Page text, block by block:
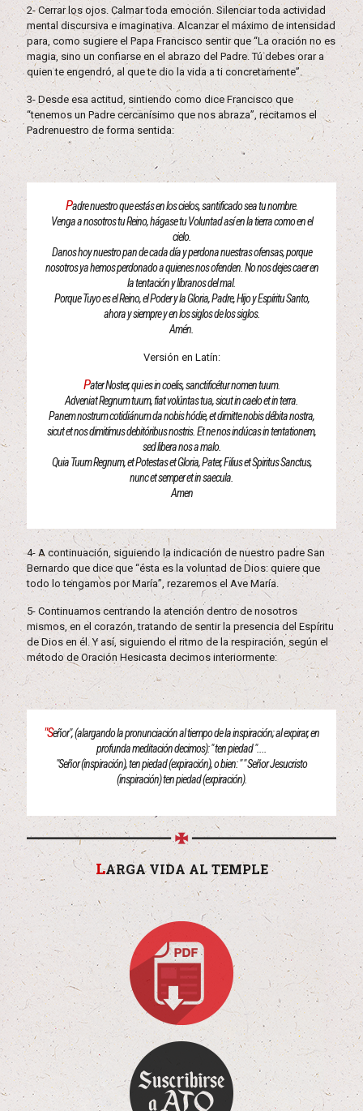
2- Cerrar los ojos. Calmar toda emoción. Silenciar toda actividad
mental discursiva e imaginativa. Alcanzar el máximo de intensidad
para, como sugiere el Papa Francisco sentir que “La oración no es
magia, sino un confiarse en el abrazo del Padre. Tú debes orar a
quien te engendró, al que te dio la vida a ti concretamente”.
3- Desde esa actitud, sintiendo como dice Francisco que
“tenemos un Padre cercanísimo que nos abraza”, recitamos el
Padrenuestro de forma sentida:
Padre nuestro que estás en los cielos, santificado sea tu nombre.
Venga a nosotros tu Reino, hágase tu Voluntad así en la tierra como en el
cielo.
Danos hoy nuestro pan de cada día y perdona nuestras ofensas, porque
nosotros ya hemos perdonado a quienes nos ofenden. No nos dejes caer en
la tentación y líbranos del mal.
Porque Tuyo es el Reino, el Poder y la Gloria, Padre, Hijo y Espíritu Santo,
ahora y siempre y en los siglos de los siglos.
Amén.
Versión en Latín:
Pater Noster, qui es in coelis, sanctificétur nomen tuum.
Adveniat Regnum tuum, fiat volúntas tua, sicut in caelo et in terra.
Panem nostrum cotidiánum da nobis hódie, et dimitte nobis débita nostra,
sicut et nos dimitímus debitóribus nostris. Et ne nos indúcas in tentationem,
sed libera nos a malo.
Quia Tuum Regnum, et Potestas et Gloria, Pater, Filius et Spiritus Sanctus,
nunc et semper et in saecula.
Amen
4- A continuación, siguiendo la indicación de nuestro padre San
Bernardo que dice que “ésta es la voluntad de Dios: quiere que
todo lo tengamos por María”, rezaremos el Ave María.
5- Continuamos centrando la atención dentro de nosotros
mismos, en el corazón, tratando de sentir la presencia del Espíritu
de Dios en él. Y así, siguiendo el ritmo de la respiración, según el
método de Oración Hesicasta decimos interiormente:
"Señor", (alargando la pronunciación al tiempo de la inspiración; al expirar, en
profunda meditación decimos): " ten piedad "....
"Señor (inspiración), ten piedad (expiración), o bien: " " Señor Jesucristo
(inspiración) ten piedad (expiración).
LARGA VIDA AL TEMPLE